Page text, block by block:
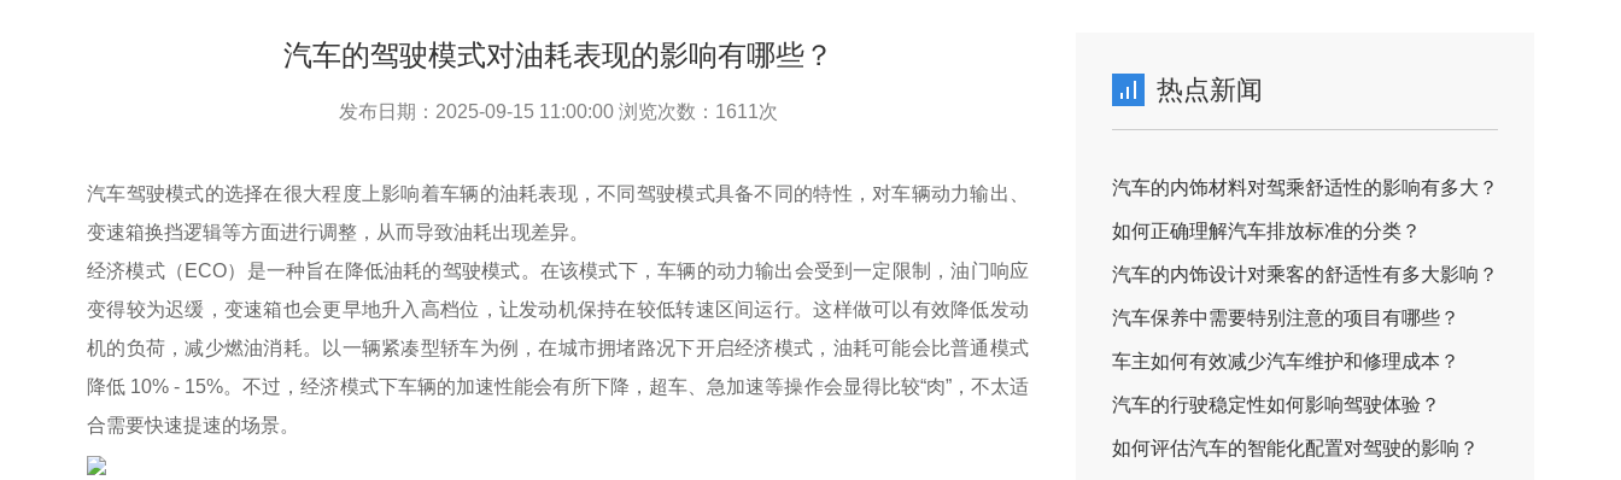
汽车的驾驶模式对油耗表现的影响有哪些？
发布日期：2025-09-15 11:00:00 浏览次数： 1611次
汽车驾驶模式的选择在很大程度上影响着车辆的油耗表现，不同驾驶模式具备不同的特性，对车辆动力输出、
变速箱换挡逻辑等方面进行调整，从而导致油耗出现差异。
经济模式（ECO）是一种旨在降低油耗的驾驶模式。在该模式下，车辆的动力输出会受到一定限制，油门响应
变得较为迟缓，变速箱也会更早地升入高档位，让发动机保持在较低转速区间运行。这样做可以有效降低发动
机的负荷，减少燃油消耗。以一辆紧凑型轿车为例，在城市拥堵路况下开启经济模式，油耗可能会比普通模式
降低 10% - 15%。不过，经济模式下车辆的加速性能会有所下降，超车、急加速等操作会显得比较“肉”，不太适
合需要快速提速的场景。
热点新闻
汽车的内饰材料对驾乘舒适性的影响有多大？
如何正确理解汽车排放标准的分类？
汽车的内饰设计对乘客的舒适性有多大影响？
汽车保养中需要特别注意的项目有哪些？
车主如何有效减少汽车维护和修理成本？
汽车的行驶稳定性如何影响驾驶体验？
如何评估汽车的智能化配置对驾驶的影响？